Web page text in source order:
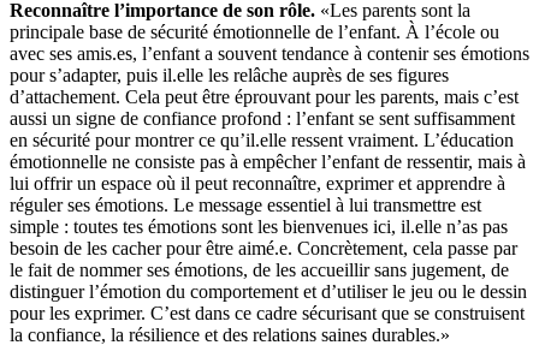
Reconnaître l’importance de son rôle. «Les parents sont la
principale base de sécurité émotionnelle de l’enfant. À l’école ou
avec ses amis.es, l’enfant a souvent tendance à contenir ses émotions
pour s’adapter, puis il.elle les relâche auprès de ses figures
d’attachement. Cela peut être éprouvant pour les parents, mais c’est
aussi un signe de confiance profond : l’enfant se sent suffisamment
en sécurité pour montrer ce qu’il.elle ressent vraiment. L’éducation
émotionnelle ne consiste pas à empêcher l’enfant de ressentir, mais à
lui offrir un espace où il peut reconnaître, exprimer et apprendre à
réguler ses émotions. Le message essentiel à lui transmettre est
simple : toutes tes émotions sont les bienvenues ici, il.elle n’as pas
besoin de les cacher pour être aimé.e. Concrètement, cela passe par
le fait de nommer ses émotions, de les accueillir sans jugement, de
distinguer l’émotion du comportement et d’utiliser le jeu ou le dessin
pour les exprimer. C’est dans ce cadre sécurisant que se construisent
la confiance, la résilience et des relations saines durables.»